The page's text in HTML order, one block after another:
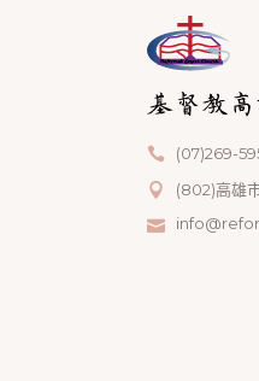
(07)269-
(802)高雄